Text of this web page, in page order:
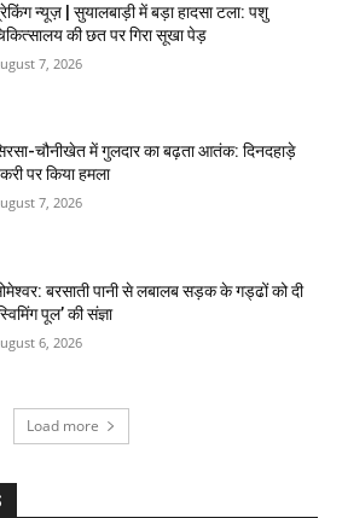
न्यूज़ | सुयालबाड़ी में बड़ा हादसा टला: पशु
की छत पर गिरा सूखा पेड़
7, 2026
चौनीखेत में गुलदार का बढ़ता आतंक: दिनदहाड़े
पर किया हमला
7, 2026
बरसाती पानी से लबालब सड़क के गड्ढों को दी
पूल’ की संज्ञा
6, 2026
Load more